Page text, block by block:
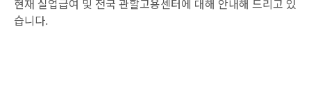
현재 실업급여 및 전국 관할고용센터에 대해 안내해 드리고 있
습니다.